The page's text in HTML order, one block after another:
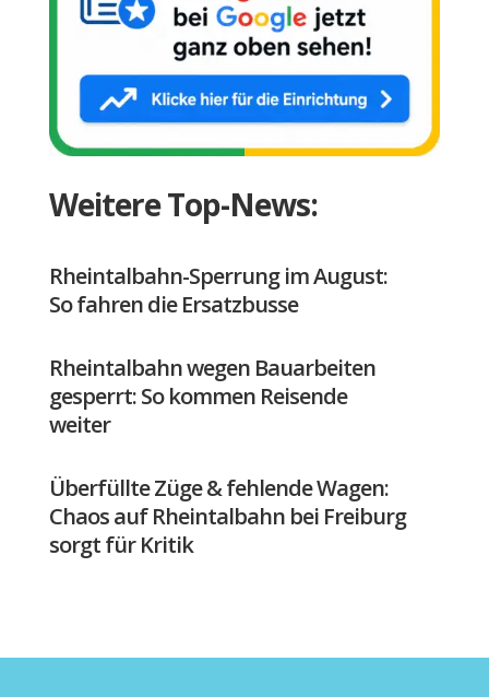
Weitere Top-News:
Rheintalbahn-Sperrung im August:
So fahren die Ersatzbusse
Rheintalbahn wegen Bauarbeiten
gesperrt: So kommen Reisende
weiter
Überfüllte Züge & fehlende Wagen:
Chaos auf Rheintalbahn bei Freiburg
sorgt für Kritik